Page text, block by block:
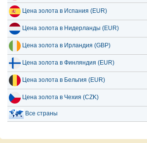
Цена золота в Испания (EUR)
Цена золота в Нидерланды (EUR)
Цена золота в Ирландия (GBP)
Цена золота в Финляндия (EUR)
Цена золота в Бельгия (EUR)
Цена золота в Чехия (CZK)
Все страны